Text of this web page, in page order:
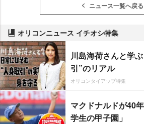
ニュース一覧へ戻る
オリコンニュース イチオシ特集
川島海荷さんと学
引”のリアル
オリコンタイアップ特集
マクドナルドが40
学生の甲子園」